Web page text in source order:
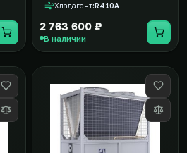
Хладагент R410A
2 763 600 ₽
В наличии